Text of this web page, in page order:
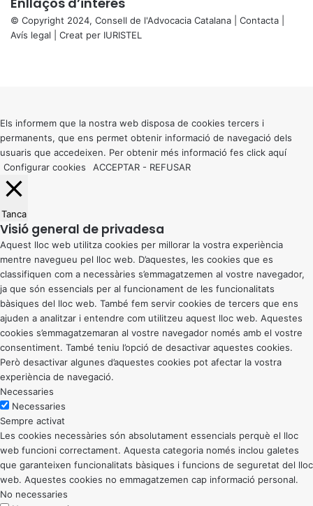
© Copyright 2024, Consell de l'Advocacia Catalana | Contacta
Avís legal | Creat per IURISTEL
button
Els informem que la nostra web disposa de cookies tercers i
permanents, que ens permet obtenir informació de navegació dels
usuaris que accedeixen. Per obtenir més informació fes click aquí
Configurar cookies
ACCEPTAR - REFUSAR
Tanca
Visió general de privadesa
Aquest lloc web utilitza cookies per millorar la vostra experiència
mentre navegueu pel lloc web. D’aquestes, les cookies que es
classifiquen com a necessàries s’emmagatzemen al vostre navegador,
ja que són essencials per al funcionament de les funcionalitats
bàsiques del lloc web. També fem servir cookies de tercers que ens
ajuden a analitzar i entendre com utilitzeu aquest lloc web. Aquestes
cookies s’emmagatzemaran al vostre navegador només amb el vostre
consentiment. També teniu l’opció de desactivar aquestes cookies.
Però desactivar algunes d’aquestes cookies pot afectar la vostra
experiència de navegació.
Necessaries
Necessaries
Sempre activat
Les cookies necessàries són absolutament essencials perquè el lloc
web funcioni correctament. Aquesta categoria només inclou galetes
que garanteixen funcionalitats bàsiques i funcions de seguretat del lloc
web. Aquestes cookies no emmagatzemen cap informació personal.
No necessaries